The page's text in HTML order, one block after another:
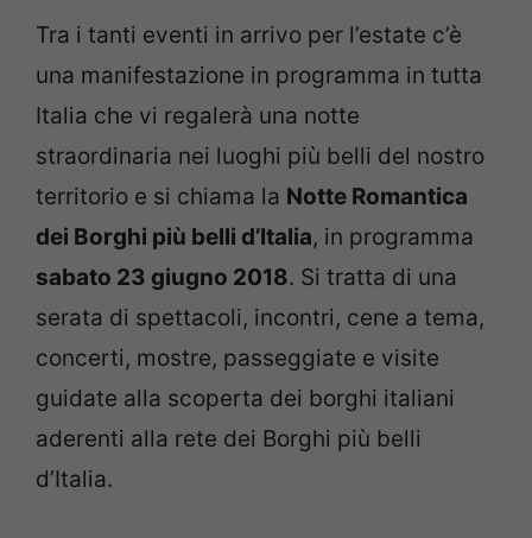
Tra i tanti eventi in arrivo per l’estate c’è
una manifestazione in programma in tutta
Italia che vi regalerà una notte
straordinaria nei luoghi più belli del nostro
territorio e si chiama la Notte Romantica
dei Borghi più belli d’Italia, in programma
sabato 23 giugno 2018. Si tratta di una
serata di spettacoli, incontri, cene a tema,
concerti, mostre, passeggiate e visite
guidate alla scoperta dei borghi italiani
aderenti alla rete dei Borghi più belli
d’Italia.